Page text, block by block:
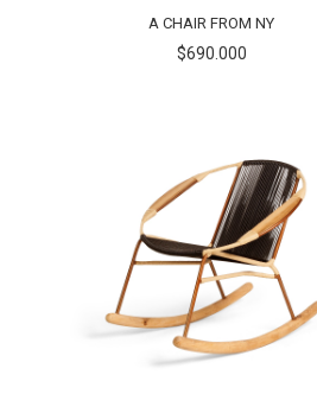
A CHAIR FROM NY
$690.000